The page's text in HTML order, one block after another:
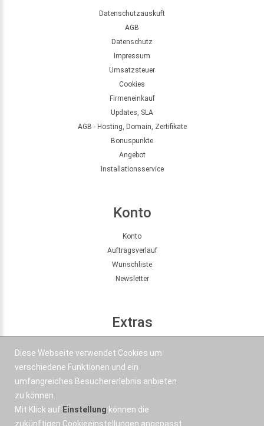
Datenschutzauskuft
AGB
Datenschutz
Impressum
Umsatzsteuer
Cookies
Firmeneinkauf
Updates, SLA
AGB - Hosting, Domain, Zertifikate
Bonuspunkte
Angebot
Installationsservice
Konto
Konto
Auftragsverlauf
Wunschliste
Newsletter
Extras
Kontakt
Diese Webseite verwendet Cookies um
verschiedene Funktionen und ein
umfangreiches Besuchererlebnis anbieten
zu können.
Mit Klick auf Einstellung können die
zukünftigen Cookieeinstellungen angepasst